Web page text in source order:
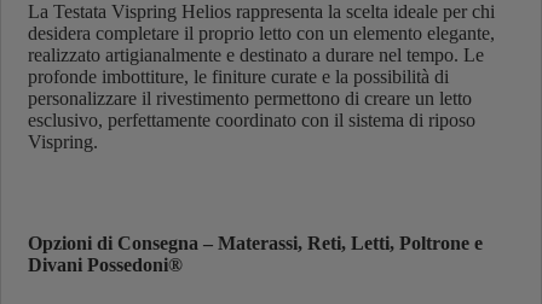
La Testata Vispring Helios rappresenta la scelta ideale per chi
desidera completare il proprio letto con un elemento elegante,
realizzato artigianalmente e destinato a durare nel tempo. Le
profonde imbottiture, le finiture curate e la possibilità di
personalizzare il rivestimento permettono di creare un letto
esclusivo, perfettamente coordinato con il sistema di riposo
Vispring.
Opzioni di Consegna – Materassi, Reti, Letti, Poltrone e
Divani Possedoni®